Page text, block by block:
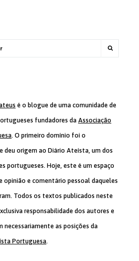
é o blogue de uma comunidade de
fundadores da Associação
. O primeiro domínio foi o
deu origem ao Diário Ateísta, um dos
portugueses. Hoje, este é um espaço
opinião e comentário pessoal daqueles
Todos os textos publicados neste
responsabilidade dos autores e
necessariamente as posições da
Portuguesa.